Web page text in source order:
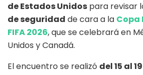
de Estados Unidos para revisar
de seguridad de cara a la Copa
FIFA 2026, que se celebrará en
Unidos y Canadá.
El encuentro se realizó del 15 al